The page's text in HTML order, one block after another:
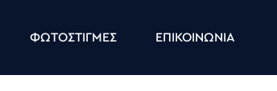
ΦΩΤΟΣΤΙΓΜΕΣ ΕΠΙΚΟΙΝΩΝΙΑ